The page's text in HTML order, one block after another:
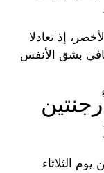
إذ تعادلا
الإضافي بشق الأنفس
الثلاثاء